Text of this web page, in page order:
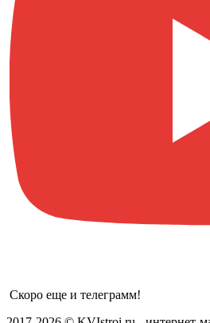
Скоро еще и телеграмм!